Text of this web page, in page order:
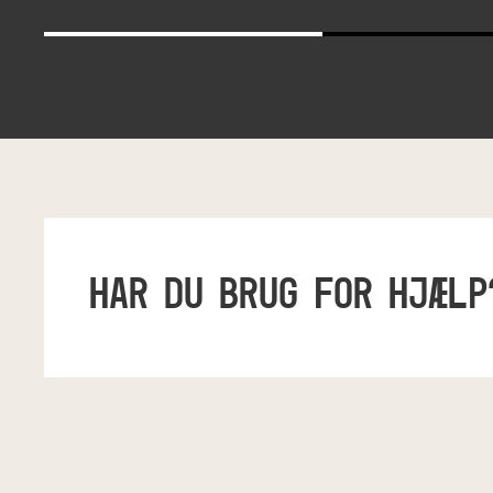
HAR DU BRUG FOR